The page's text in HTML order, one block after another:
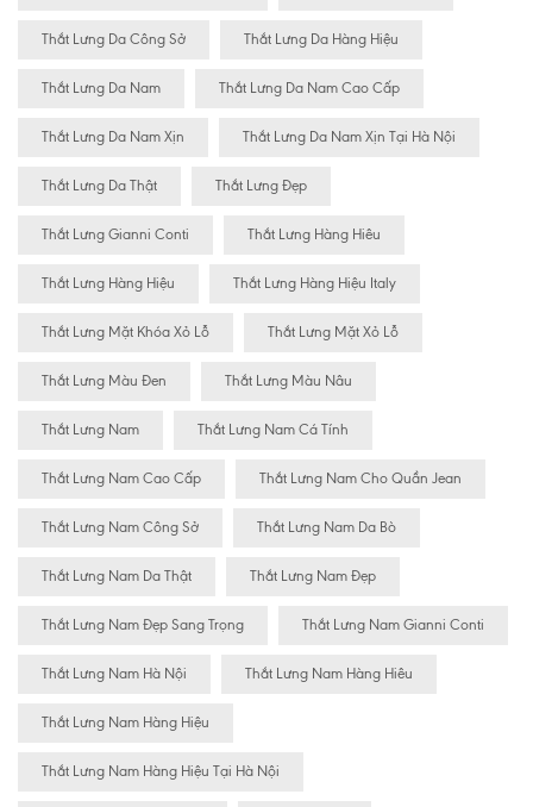
Thắt Lưng Da Công Sở Thắt Lưng Da Hàng Hiệu
Thắt Lưng Da Nam Thắt Lưng Da Nam Cao Cấp
Thắt Lưng Da Nam Xịn Thắt Lưng Da Nam Xịn Tại Hà Nội
Thắt Lưng Da Thật Thắt Lưng Đẹp
Thắt Lưng Gianni Conti Thắt Lưng Hàng Hiêu
Thắt Lưng Hàng Hiệu Thắt Lưng Hàng Hiệu Italy
Thắt Lưng Mặt Khóa Xỏ Lỗ Thắt Lưng Mặt Xỏ Lỗ
Thắt Lưng Màu Đen Thắt Lưng Màu Nâu
Thắt Lưng Nam Thắt Lưng Nam Cá Tính
Thắt Lưng Nam Cao Cấp Thắt Lưng Nam Cho Quần Jean
Thắt Lưng Nam Công Sở Thắt Lưng Nam Da Bò
Thắt Lưng Nam Da Thật Thắt Lưng Nam Đẹp
Thắt Lưng Nam Đẹp Sang Trọng Thắt Lưng Nam Gianni Conti
Thắt Lưng Nam Hà Nội Thắt Lưng Nam Hàng Hiêu
Thắt Lưng Nam Hàng Hiệu
Thắt Lưng Nam Hàng Hiệu Tại Hà Nội